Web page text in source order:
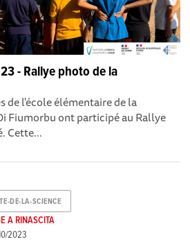
- Rallye photo de la
de l'école élémentaire de la
Fiumorbu ont participé au Rallye
Cette...
DE-LA-SCIENCE
A RINASCITA
2023